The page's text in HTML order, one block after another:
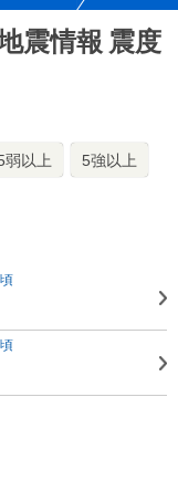
震情報 震度
弱以上 5強以上